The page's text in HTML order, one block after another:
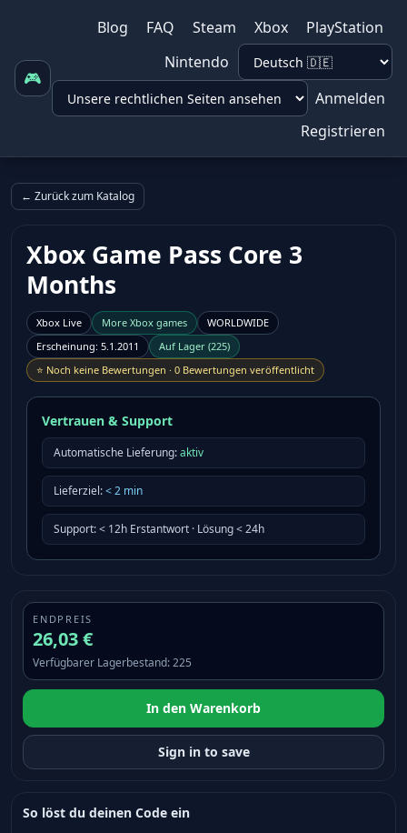
🎮
Blog FAQ Steam Xbox
PlayStation
Nintendo
Anmelden
Registrieren
← Zurück zum Katalog
Xbox Game Pass Core 3
Months
Xbox Live More Xbox games
WORLDWIDE
Erscheinung: 5.1.2011 Auf Lager (225)
⭐ Noch keine Bewertungen · 0 Bewertungen veröffentlicht
Vertrauen & Support
Automatische Lieferung:aktiv
Lieferziel:<2 min
Support:< 12h Erstantwort · Lösung < 24h
ENDPREIS
26,03 €
Verfügbarer Lagerbestand:225
In den Warenkorb
Sign in to save
So löst du deinen Code ein